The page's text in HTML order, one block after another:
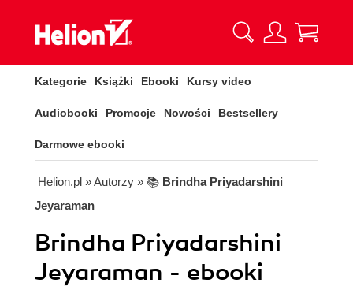
Kategorie Książki Ebooki Kursy video
Audiobooki Promocje Nowości Bestsellery
Darmowe ebooki
Helion.pl » Autorzy » 📚 Brindha Priyadarshini
Jeyaraman
Brindha Priyadarshini
Jeyaraman - ebooki